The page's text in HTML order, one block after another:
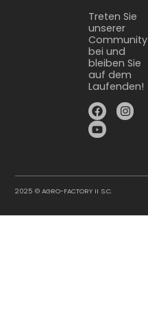
Treten Sie
unserer
Community
bei und
bleiben Sie
auf dem
Laufenden!
2025 © AGRO-FACTORY II S.C.